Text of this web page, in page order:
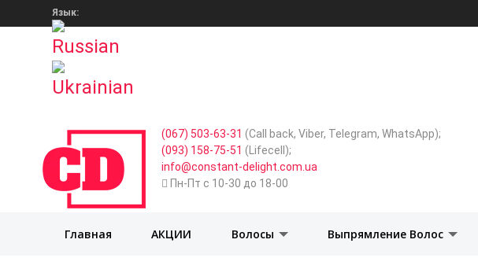
Язык:
(067) 503-63-31 (Call back, Viber, Telegram, WhatsApp);
(093) 158-75-51 (Lifecell);
info@constant-delight.com.ua
Пн-Пт с 10-30 до 18-00
Главная АКЦИИ Волосы Выпрямление Волос